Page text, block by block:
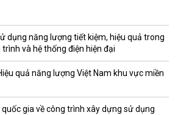
dụng năng lượng tiết kiệm, hiệu quả trong
và hệ thống điện hiện đại
quả năng lượng Việt Nam khu vực miền
gia về công trình xây dựng sử dụng